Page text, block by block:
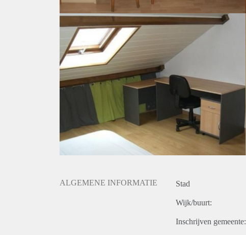
ALGEMENE INFORMATIE Stad
Wijk/buurt:
Inschrijven gemeente: